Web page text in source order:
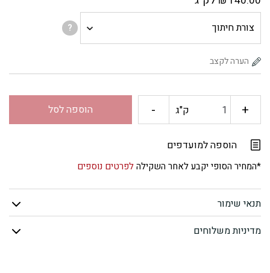
חיתוך
?
+ כמות
בייבי
ריבס
ק"ג - הוספה לסל
הוספה למועדפים
*המחיר הסופי יקבע לאחר השקילהלפרטים נוספים
תנאי שימור
מדיניות משלוחים